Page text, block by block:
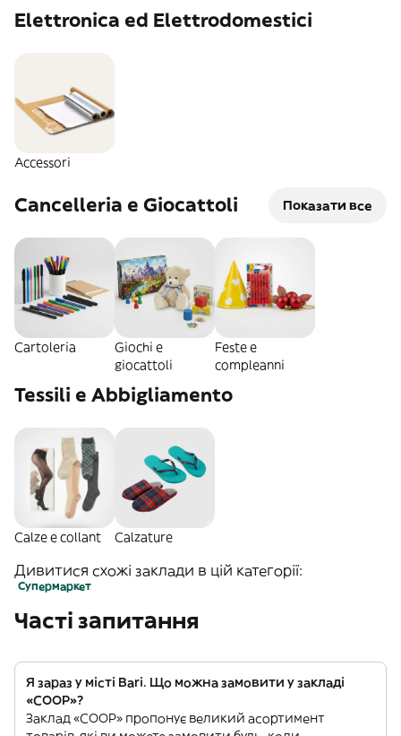
Elettronica ed Elettrodomestici
Accessori
Cancelleria e Giocattoli Показати все
Cartoleria
Giochi e
giocattoli
Feste e
compleanni
Tessili e Abbigliamento
Calze e collant Calzature
Дивитися схожі заклади в цій категорії:
Супермаркет
Часті запитання
Я зараз у місті Bari. Що можна замовити у закладі
«COOP»?
Заклад «COOP» пропонує великий асортимент